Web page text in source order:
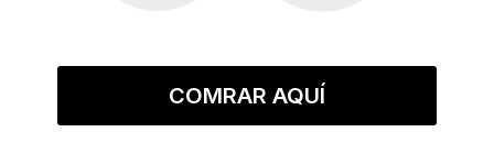
COMRAR AQUÍ